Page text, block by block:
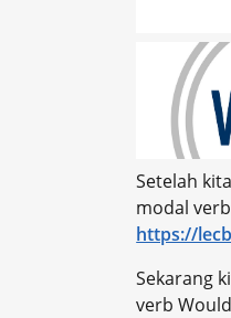
Setelah
modal
https://
Sekarang
verb